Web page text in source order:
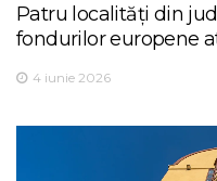
Patru localități din
fondurilor europene
4 iunie 2026